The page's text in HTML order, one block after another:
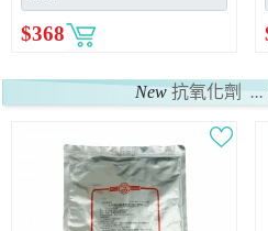
$368
New 抗氧化劑...